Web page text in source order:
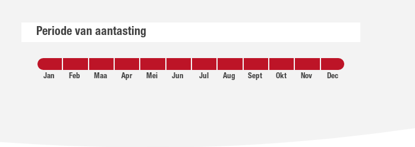
Periode van aantasting
Jan Feb Maa Apr Mei Jun Jul Aug Sept Okt Nov Dec